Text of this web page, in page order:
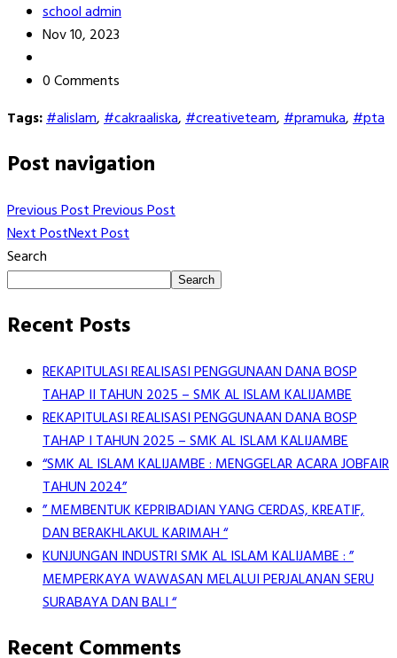
school admin
Nov 10, 2023
0 Comments
Tags:#alislam,#cakraaliska,#creativeteam,#pramuka,#pta
Post navigation
Previous PostPrevious Post
Next PostNext Post
Search
Search
Recent Posts
REKAPITULASI REALISASI PENGGUNAAN DANA BOSP
TAHAP II TAHUN 2025 – SMK AL ISLAM KALIJAMBE
REKAPITULASI REALISASI PENGGUNAAN DANA BOSP
TAHAP I TAHUN 2025 – SMK AL ISLAM KALIJAMBE
“SMK AL ISLAM KALIJAMBE : MENGGELAR ACARA JOBFAIR
TAHUN 2024”
” MEMBENTUK KEPRIBADIAN YANG CERDAS, KREATIF,
DAN BERAKHLAKUL KARIMAH “
KUNJUNGAN INDUSTRI SMK AL ISLAM KALIJAMBE : ”
MEMPERKAYA WAWASAN MELALUI PERJALANAN SERU
SURABAYA DAN BALI “
Recent Comments